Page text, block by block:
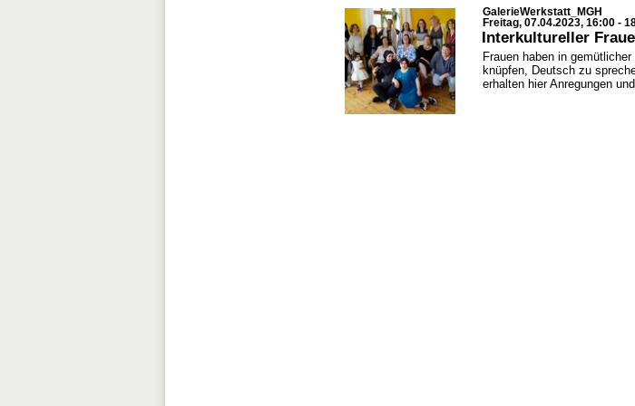
GalerieWerkstatt_MGH
Freitag, 07.04.2023, 16:00 -
Interkultureller
Frauen haben in
knüpfen, Deutsch zu
erhalten hier Anregungen